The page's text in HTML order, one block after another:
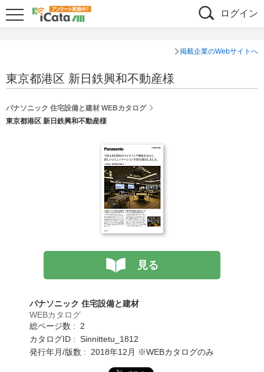
ログイン
掲載企業のWebサイトへ
東京都港区 新日鉄興和不動産様
パナソニック 住宅設備と建材 WEBカタログ
東京都港区 新日鉄興和不動産様
見る
パナソニック 住宅設備と建材
WEBカタログ
総ページ数 : 2
カタログID : Sinnittetu_1812
発行年月/版数 : 2018年12月 ※WEBカタログのみ